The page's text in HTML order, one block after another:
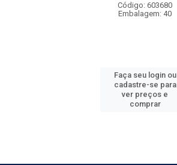
Código: 603680
Embalagem: 40
Faça seu login ou
cadastre-se para
ver preços e
comprar